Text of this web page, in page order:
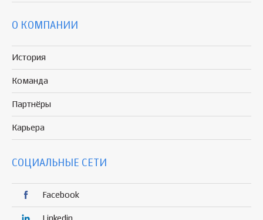
О КОМПАНИИ
История
Команда
Партнёры
Карьера
СОЦИАЛЬНЫЕ СЕТИ
Facebook